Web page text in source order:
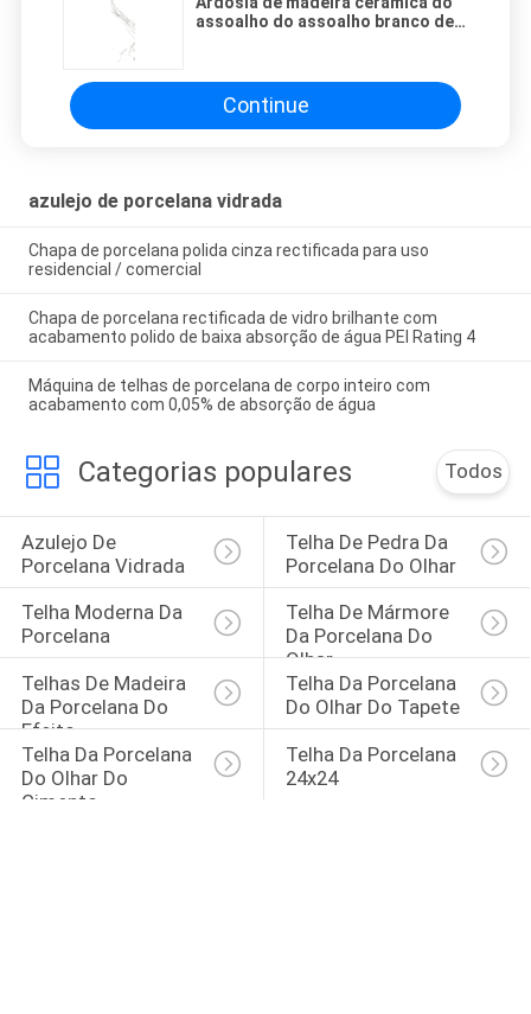
assoalho do assoalho branco de
Continue
azulejo de porcelana vidrada
Chapa de porcelana polida cinza rectificada para uso
residencial / comercial
Chapa de porcelana rectificada de vidro brilhante com
acabamento polido de baixa absorção de água PEI Rating 4
Máquina de telhas de porcelana de corpo inteiro com
acabamento com 0,05% de absorção de água
Categorias populares Todos
Azulejo De
Porcelana Vidrada
Telha De Pedra Da
Porcelana Do Olhar
Telha Moderna Da
Porcelana
Telha De Mármore
Da Porcelana Do
Olhar
Telhas De Madeira
Da Porcelana Do
Efeito
Telha Da Porcelana
Do Olhar Do Tapete
Telha Da Porcelana
Do Olhar Do
Cimento
Telha Da Porcelana
24x24